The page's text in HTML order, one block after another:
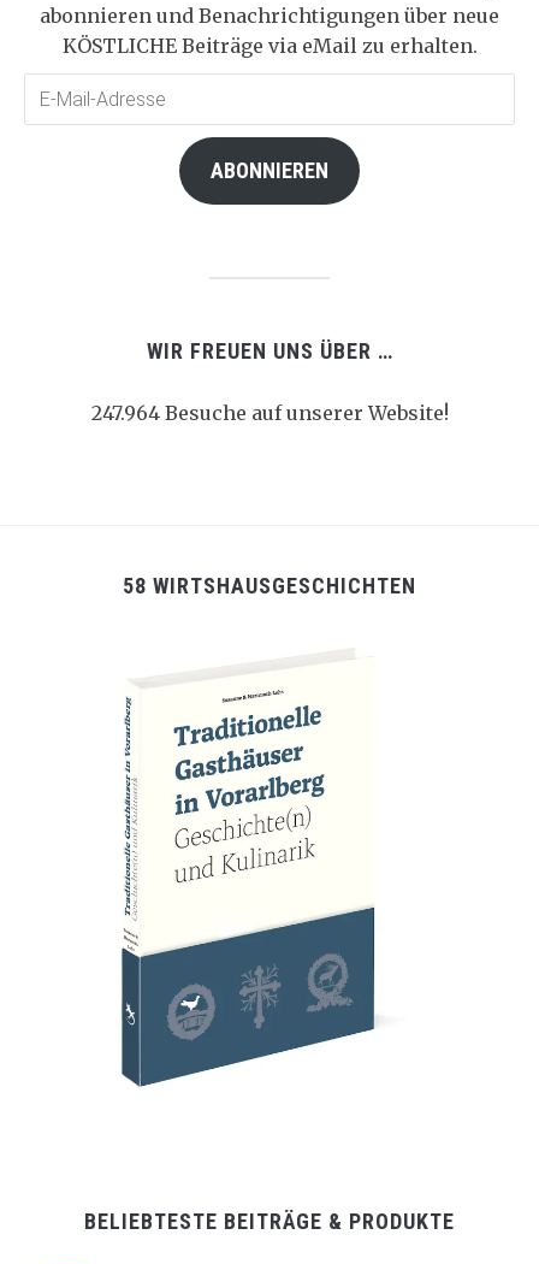
abonnieren und Benachrichtigungen über neue
KÖSTLICHE Beiträge via eMail zu erhalten.
ABONNIEREN
WIR FREUEN UNS ÜBER …
247.964 Besuche auf unserer Website!
58 WIRTSHAUSGESCHICHTEN
BELIEBTESTE BEITRÄGE & PRODUKTE